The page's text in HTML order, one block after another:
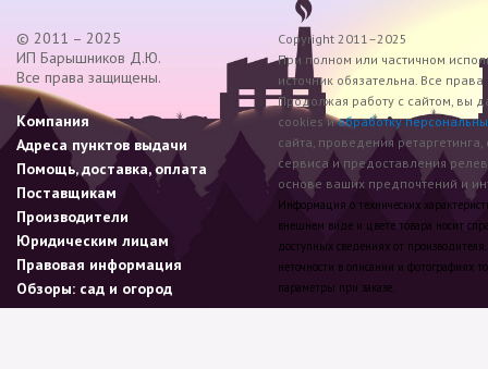
© 2011 – 2025
ИП Барышников Д.Ю.
Все права защищены.
Компания
Адреса пунктов выдачи
Помощь, доставка, оплата
Поставщикам
Производители
Юридическим лицам
Правовая информация
Обзоры: сад и огород
Copyright 2011–2025
При полном или частичном
источник обязательна. Все
Продолжая работу с сайтом, вы
cookies иобработку
сайта, проведения
сервиса и предоставления
основе ваших предпочтений и
Информация о технических
внешнем виде и цвете товара носит
доступных сведениях от
неточности в описании и фотографиях
параметры при заказе.